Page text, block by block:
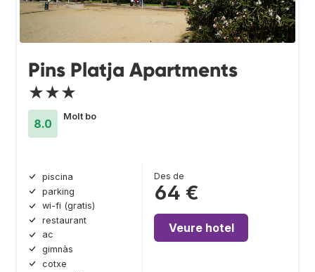
Pins Platja Apartments
★★★
8.0
Molt bo
piscina
parking
wi-fi (gratis)
restaurant
ac
gimnàs
cotxe
Des de
64 €
Veure hotel